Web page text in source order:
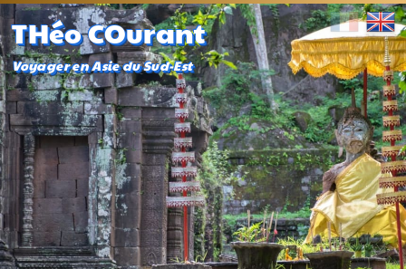
THéo COurant
Voyager en Asie du Sud-Est